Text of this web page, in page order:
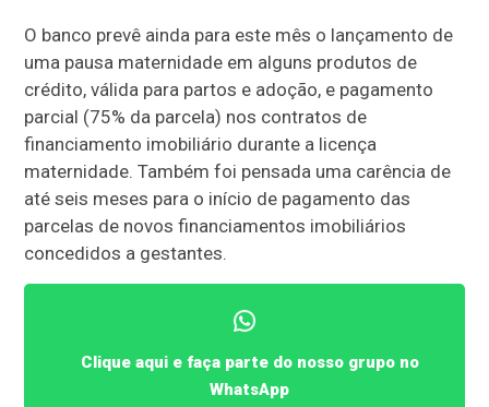
O banco prevê ainda para este mês o lançamento de
uma pausa maternidade em alguns produtos de
crédito, válida para partos e adoção, e pagamento
parcial (75% da parcela) nos contratos de
financiamento imobiliário durante a licença
maternidade. Também foi pensada uma carência de
até seis meses para o início de pagamento das
parcelas de novos financiamentos imobiliários
concedidos a gestantes.
Clique aqui e faça parte do nosso grupo no
WhatsApp